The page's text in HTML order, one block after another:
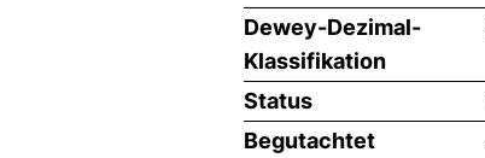
Dewey-Dezimal-
Klassifikation
Status
Begutachtet